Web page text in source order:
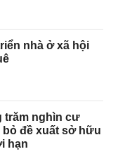
nhà ở xã hội
trăm nghìn cư
đề xuất sở hữu
hạn